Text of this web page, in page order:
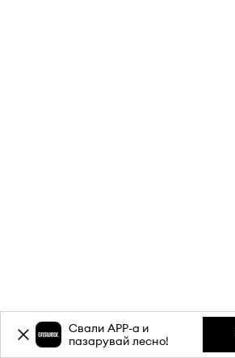
Свали APP-a и
пазарувай лесно!